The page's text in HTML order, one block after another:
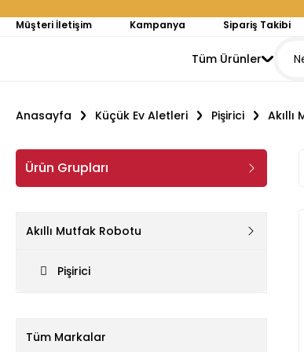
Müşteri İletişim Kampanya Sipariş Takibi
Tüm Ürünler
Anasayfa Küçük Ev Aletleri Pişirici Akıllı
Ürün Grupları
Akıllı Mutfak Robotu
Pişirici
Tüm Markalar